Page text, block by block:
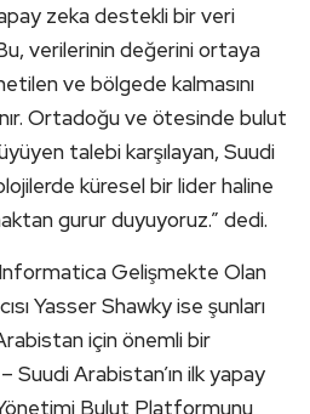
zeka destekli bir veri
verilerinin değerini ortaya
ve bölgede kalmasını
Ortadoğu ve ötesinde bulut
talebi karşılayan, Suudi
küresel bir lider haline
gurur duyuyoruz.” dedi.
Gelişmekte Olan
Yasser Shawky ise şunları
için önemli bir
Suudi Arabistan’ın ilk yapay
Bulut Platformunu